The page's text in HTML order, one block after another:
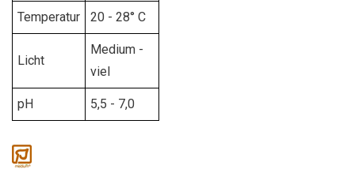
Temperatur 20 - 28° C
Licht
Medium -
viel
pH 5,5 - 7,0